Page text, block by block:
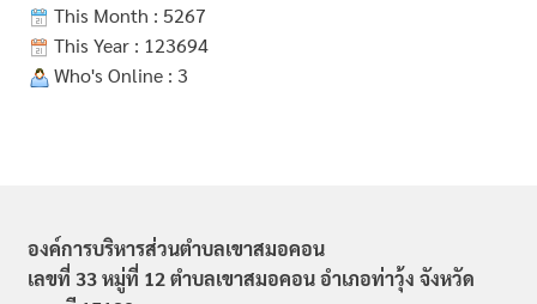
This Month : 5267
This Year : 123694
Who's Online : 3
องค์การบริหารส่วนตำบลเขาสมอคอน
เลขที่ 33 หมู่ที่ 12 ตำบลเขาสมอคอน อำเภอท่าวุ้ง จังหวัด